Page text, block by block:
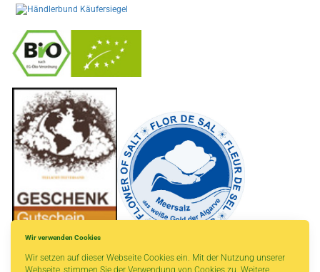
Wir verwenden Cookies
Wir setzen auf dieser Webseite Cookies ein. Mit der Nutzung unserer
Webseite, stimmen Sie der Verwendung von Cookies zu. Weitere